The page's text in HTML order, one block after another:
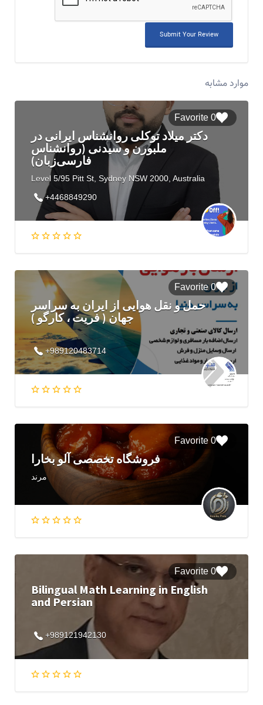
موارد مشابه
0 Favorite
دکتر میلاد توکلی روانشناس ایرانی در
ملبورن و سیدنی (روانشناس
فارسی‌زبان)
Level 5/95 Pitt St, Sydney NSW 2000, Australia
+4468849290
0 Favorite
حمل و نقل هوایی از ایران به سراسر
جهان ( فریت ، کارگو )
+989120483714
0 Favorite
فروشگاه تخصصی آلو بخارا
مرند
0 Favorite
Bilingual Math Learning in English
and Persian
+989121942130